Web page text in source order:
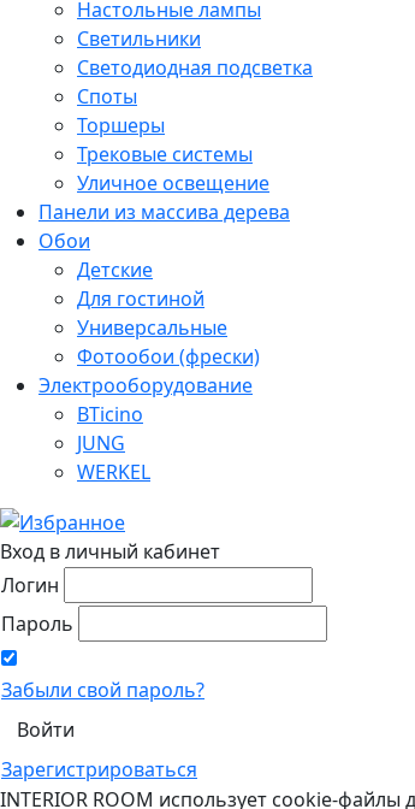
Настольные лампы
Светильники
Светодиодная подсветка
Споты
Торшеры
Трековые системы
Уличное освещение
Панели из массива дерева
Обои
Детские
Для гостиной
Универсальные
Фотообои (фрески)
Электрооборудование
BTicino
JUNG
WERKEL
Вход в личный кабинет
Логин
Пароль
Забыли свой пароль?
Зарегистрироваться
INTERIOR ROOM использует cookie-